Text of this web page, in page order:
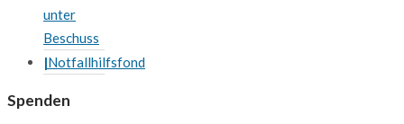
unter
Beschuss
Notfallhilfsfond
Spenden